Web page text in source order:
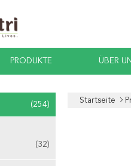
PRODUKTE ÜBER
(254)
(32)
Startseite